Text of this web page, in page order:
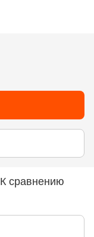
К сравнению